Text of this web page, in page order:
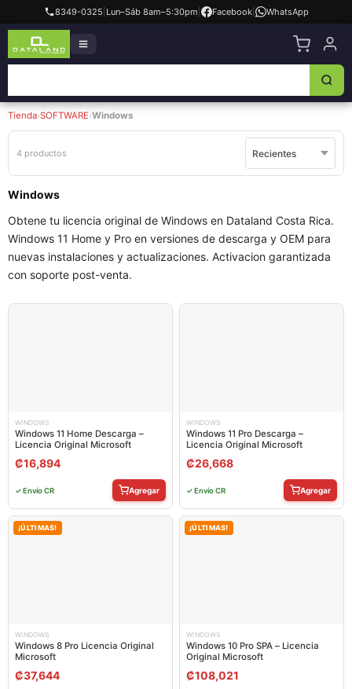
8349-0325 Lun–Sáb 8am–5:30pm Facebook| WhatsApp
Tienda›SOFTWARE›Windows
4 productos
Windows
Obtene tu licencia original de Windows en Dataland Costa Rica.
Windows 11 Home y Pro en versiones de descarga y OEM para
nuevas instalaciones y actualizaciones. Activacion garantizada
con soporte post-venta.
WINDOWS
Windows 11 Home Descarga –
Licencia Original Microsoft
₡16,894
✓ Envío CR Agregar
WINDOWS
Windows 11 Pro Descarga –
Licencia Original Microsoft
₡26,668
✓ Envío CR Agregar
¡ÚLTIMAS!
WINDOWS
Windows 8 Pro Licencia Original
Microsoft
₡37,644
¡ÚLTIMAS!
WINDOWS
Windows 10 Pro SPA – Licencia
Original Microsoft
₡108,021